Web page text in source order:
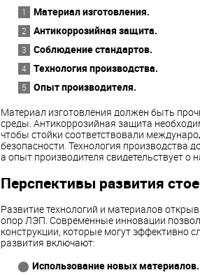
Материал изготовления.
Антикоррозийная защита.
Соблюдение стандартов.
Технология производства.
Опыт производителя.
Материал изготовления должен быть
среды. Антикоррозийная защита
чтобы стойки соответствовали
безопасности. Технология производства
а опыт производителя свидетельствует
Перспективы развития
Развитие технологий и материалов
опор ЛЭП. Современные инновации
конструкции, которые могут эффективно
развития включают:
Использование новых материалов.